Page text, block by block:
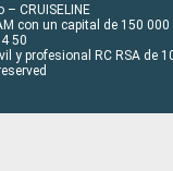
CRUISELINE
con un capital de 150 000
50
y profesional RC RSA de